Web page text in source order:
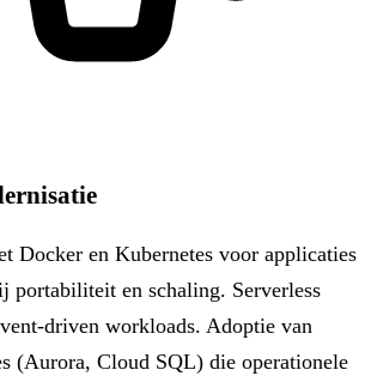
Docker en Kubernetes voor applicaties
portabiliteit en schaling. Serverless
driven workloads. Adoptie van
(Aurora, Cloud SQL) die operationele